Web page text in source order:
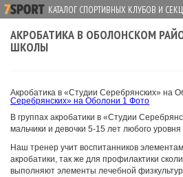
КАТАЛОГ СПОРТИВНЫХ КЛУБОВ И
АКРОБАТИКА В ОБОЛОНСКОМ
ШКОЛЫ
Акробатика в «Студии Серебрянских» на
Серебрянских» на Оболони 1 Фото
В группах акробатики в «Студии
мальчики и девочки 5-15 лет любого
Наш тренер учит воспитанников
акробатики, так же для профилактики
выполняют элементы лечебной